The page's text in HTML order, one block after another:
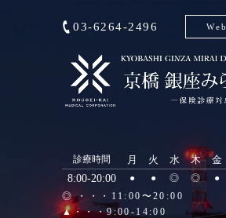
03-6264-2496
診療時間 月 火 水 木 金
8:00-20:00
● ● ◎ ◎ ●
◎ ・・・11:00〜20:00
▲・・・9:00-14:00